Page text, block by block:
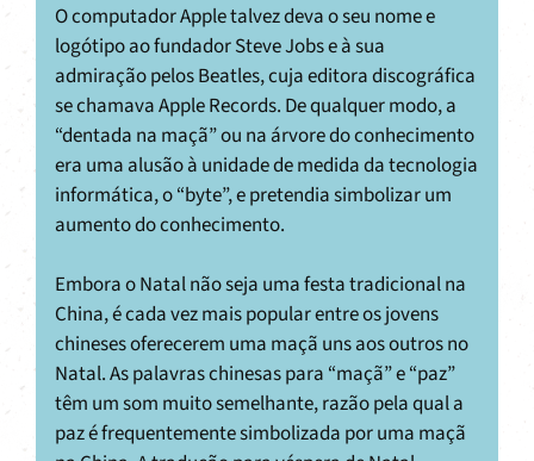
O computador Apple talvez deva o seu nome e
logótipo ao fundador Steve Jobs e à sua
admiração pelos Beatles, cuja editora discográfica
se chamava Apple Records. De qualquer modo, a
“dentada na maçã” ou na árvore do conhecimento
era uma alusão à unidade de medida da tecnologia
informática, o “byte”, e pretendia simbolizar um
aumento do conhecimento.
Embora o Natal não seja uma festa tradicional na
China, é cada vez mais popular entre os jovens
chineses oferecerem uma maçã uns aos outros no
Natal. As palavras chinesas para “maçã” e “paz”
têm um som muito semelhante, razão pela qual a
paz é frequentemente simbolizada por uma maçã